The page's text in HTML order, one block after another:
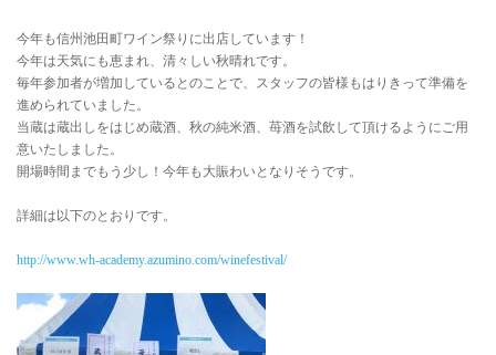
今年も信州池田町ワイン祭りに出店しています！
今年は天気にも恵まれ、清々しい秋晴れです。
毎年参加者が増加しているとのことで、スタッフの皆様もはりきって準備を
進められていました。
当蔵は蔵出しをはじめ蔵酒、秋の純米酒、苺酒を試飲して頂けるようにご用
意いたしました。
開場時間までもう少し！今年も大賑わいとなりそうです。
詳細は以下のとおりです。
http://www.wh-academy.azumino.com/winefestival/